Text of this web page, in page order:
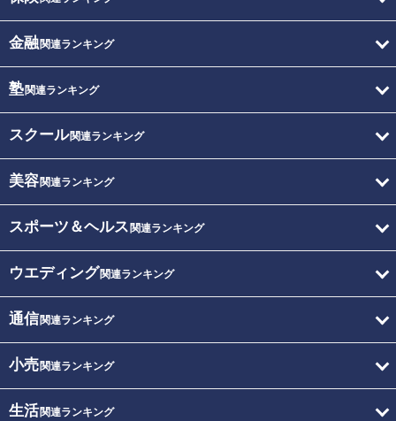
金融関連ランキング
塾関連ランキング
スクール関連ランキング
美容関連ランキング
スポーツ＆ヘルス 関連ランキング
ウエディング関連ランキング
通信関連ランキング
小売関連ランキング
生活関連ランキング